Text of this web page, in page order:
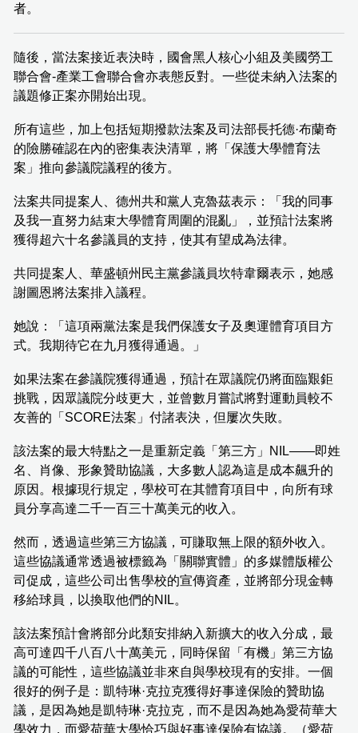
者。
隨後，當法案接近表決時，國會黑人核心小組及美國勞工
聯合會-產業工會聯合會亦表態反對。一些從未納入法案的
議題修正案亦開始出現。
所有這些，加上包括短期撥款法案及司法部長托德·布蘭奇
的險勝確認在內的密集表決清單，將「保護大學體育法
案」推向參議院議程的後方。
法案共同提案人、德州共和黨人克魯茲表示：「我的同事
及我一直努力結束大學體育周圍的混亂」，並預計法案將
獲得超六十名參議員的支持，使其有望成為法律。
共同提案人、華盛頓州民主黨參議員坎特韋爾表示，她感
謝圖恩將法案排入議程。
她說：「這項兩黨法案是我們保護女子及奧運體育項目方
式。我期待它在九月獲得通過。」
如果法案在參議院獲得通過，預計在眾議院仍將面臨艱鉅
挑戰，因眾議院分歧更大，並曾數月嘗試將對運動員較不
友善的「SCORE法案」付諸表決，但屢次失敗。
該法案的最大特點之一是重新定義「第三方」NIL——即姓
名、肖像、形象贊助協議，大多數人認為這是成本飆升的
原因。根據現行規定，學校可在其體育項目中，向所有球
員分享高達二千一百三十萬美元的收入。
然而，透過這些第三方協議，可賺取無上限的額外收入。
這些協議通常透過被標籤為「關聯實體」的多媒體版權公
司促成，這些公司出售學校的宣傳資產，並將部分現金轉
移給球員，以換取他們的NIL。
該法案預計會將部分此類安排納入新擴大的收入分成，最
高可達四千八百八十萬美元，同時保留「有機」第三方協
議的可能性，這些協議並非來自與學校現有的安排。一個
很好的例子是：凱特琳·克拉克獲得好事達保險的贊助協
議，是因為她是凱特琳·克拉克，而不是因為她為愛荷華大
學效力，而愛荷華大學恰巧與好事達保險有協議。（愛荷